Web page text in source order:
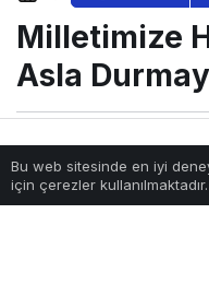
Milletimize
Asla
Sağlıklı.Org
6 Eylül 2022, 11:00
221
Bu web sitesinde en iyi
için çerezler kullanılmaktadır.
Anasayfa Akış